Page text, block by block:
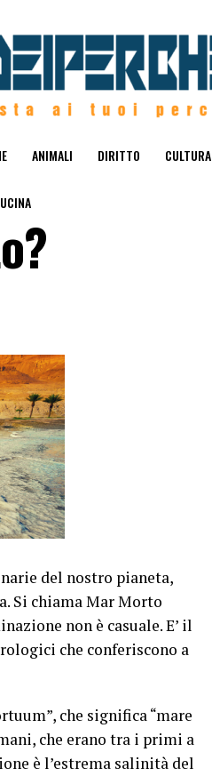
ANIMALI DIRITTO CULTURA
del nostro pianeta,
Si chiama Mar Morto
non è casuale. E’ il
che conferiscono a
che significa “mare
che erano tra i primi a
è l’estrema salinità del